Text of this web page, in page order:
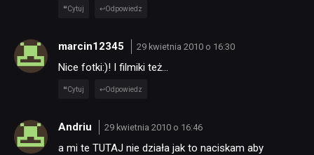
Cytuj Odpowiedz
marcin12345 29 kwietnia 2010 o 16:30
Nice fotki:)! I filmiki też…
Cytuj Odpowiedz
Andriu 29 kwietnia 2010 o 16:46
a mi te TUTAJ nie działa jak to naciskam aby